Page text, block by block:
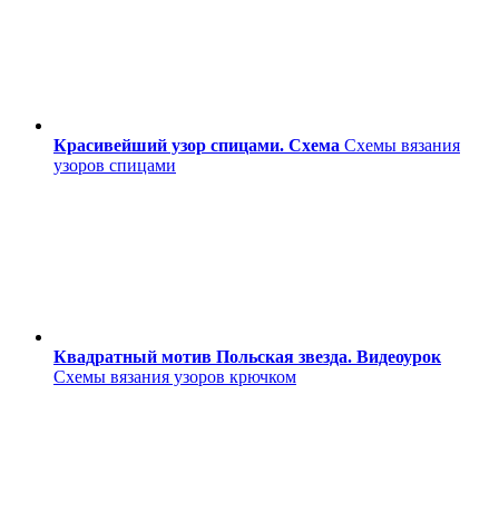
Красивейший узор спицами. Схема Схемы вязания
узоров спицами
Квадратный мотив Польская звезда. Видеоурок
Схемы вязания узоров крючком